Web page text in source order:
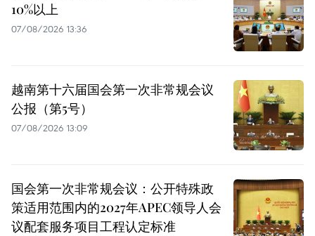
10%以上
07/08/2026 13:36
越南第十六届国会第一次非常规会议
公报（第5号）
07/08/2026 13:09
国会第一次非常规会议：公开特殊政
策适用范围内的2027年APEC领导人会
议配套服务项目工程认定标准